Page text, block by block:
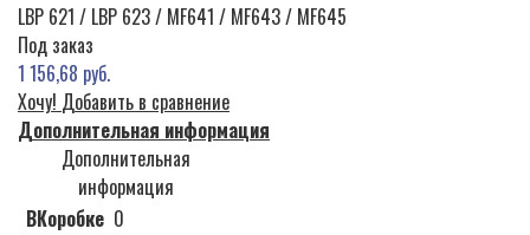
LBP 621 / LBP 623 / MF641 / MF643 / MF645
Под заказ
1 156,68 руб.
Хочу! Добавить в сравнение
Дополнительная информация
Дополнительная
информация
ВКоробке 0